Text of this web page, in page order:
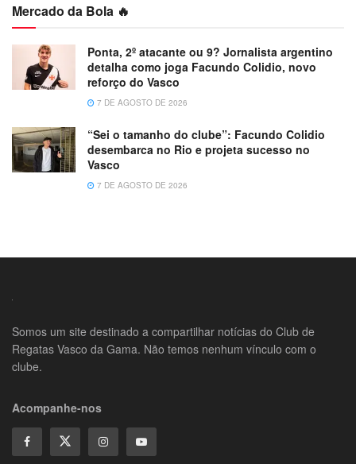
Mercado da Bola 🔥
Ponta, 2º atacante ou 9? Jornalista argentino
detalha como joga Facundo Colidio, novo
reforço do Vasco
7 DE AGOSTO DE 2026
“Sei o tamanho do clube”: Facundo Colidio
desembarca no Rio e projeta sucesso no
Vasco
7 DE AGOSTO DE 2026
Somos um site destinado a compartilhar notícias do Club de
Regatas Vasco da Gama. Não temos nenhum vínculo com o
clube.
Acompanhe-nos